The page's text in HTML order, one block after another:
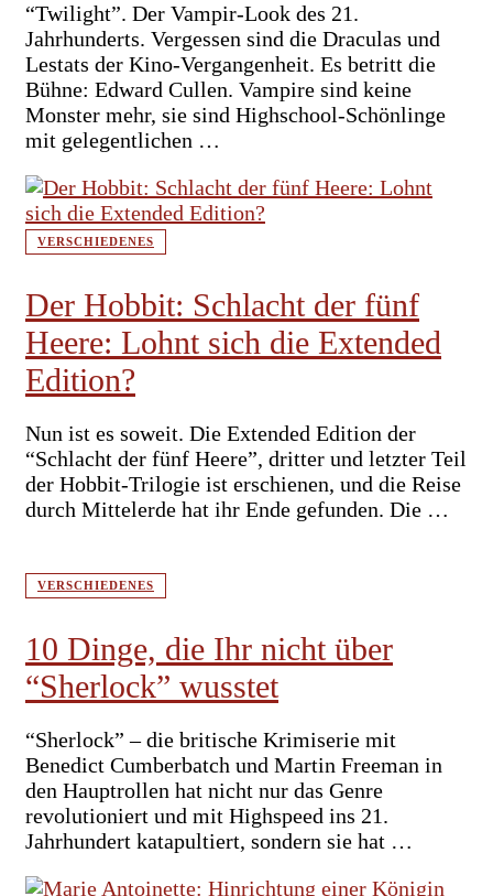
“Twilight”. Der Vampir-Look des 21.
Jahrhunderts. Vergessen sind die Draculas und
Lestats der Kino-Vergangenheit. Es betritt die
Bühne: Edward Cullen. Vampire sind keine
Monster mehr, sie sind Highschool-Schönlinge
mit gelegentlichen …
VERSCHIEDENES
Der Hobbit: Schlacht der fünf
Heere: Lohnt sich die Extended
Edition?
Nun ist es soweit. Die Extended Edition der
“Schlacht der fünf Heere”, dritter und letzter Teil
der Hobbit-Trilogie ist erschienen, und die Reise
durch Mittelerde hat ihr Ende gefunden. Die …
VERSCHIEDENES
10 Dinge, die Ihr nicht über
“Sherlock” wusstet
“Sherlock” – die britische Krimiserie mit
Benedict Cumberbatch und Martin Freeman in
den Hauptrollen hat nicht nur das Genre
revolutioniert und mit Highspeed ins 21.
Jahrhundert katapultiert, sondern sie hat …